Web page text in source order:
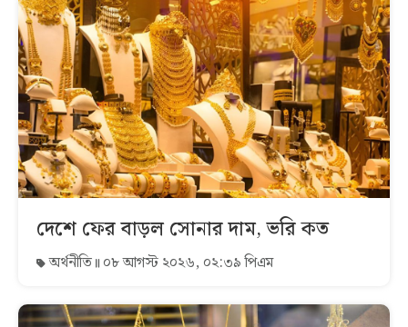
দেশে ফের বাড়ল সোনার দাম, ভরি কত
অর্থনীতি ০৮ আগস্ট ২০২৬, ০২:৩৯ পিএম